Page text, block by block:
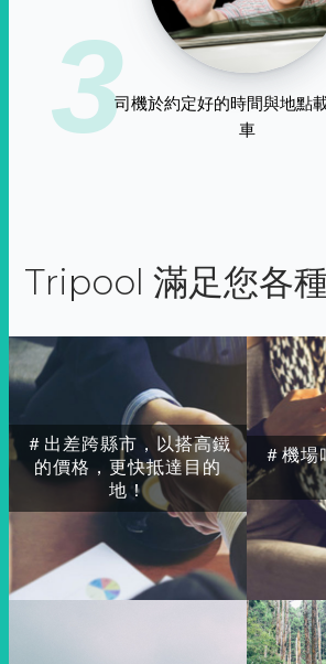
3司機於約定好的時間與地點
車
Tripool 滿足您各
＃出差跨縣市，以搭高鐵
的價格，更快抵達目的
地！
＃機